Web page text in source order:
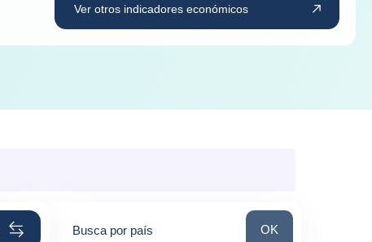
Ver otros indicadores económicos
Busca por país Busca por país
OK